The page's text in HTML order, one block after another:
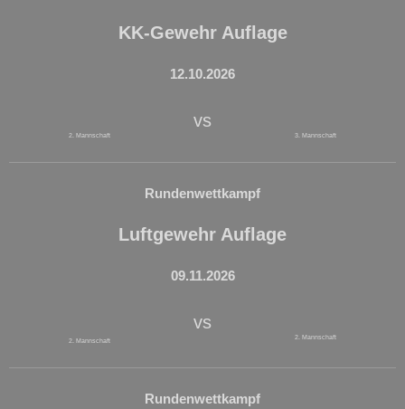
KK-Gewehr Auflage
12.10.2026
2. Mannschaft
vs
3. Mannschaft
Rundenwettkampf
Luftgewehr Auflage
09.11.2026
2. Mannschaft
vs
2. Mannschaft
Rundenwettkampf